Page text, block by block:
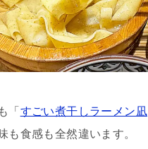
「 すごい煮干しラーメン凪
も食感も全然違います。